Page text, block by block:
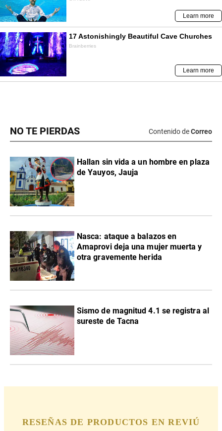
NO TE PIERDAS Contenido deCorreo
Hallan sin vida a un hombre en plaza
de Yauyos, Jauja
Nasca: ataque a balazos en
Amaprovi deja una mujer muerta y
otra gravemente herida
Sismo de magnitud 4.1 se registra al
sureste de Tacna